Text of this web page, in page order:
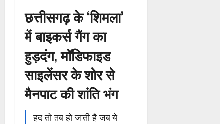
छत्तीसगढ़ के ‘शिमला’
में बाइकर्स गैंग का
हुड़दंग, मॉडिफाइड
साइलेंसर के शोर से
मैनपाट की शांति भंग
हद तो तब हो जाती है जब ये